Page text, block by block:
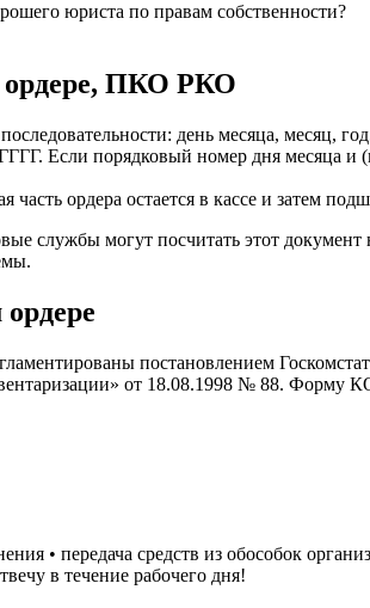
юриста по правам собственности?
ордере, ПКО РКО
день месяца, месяц,
Если порядковый номер дня месяца и
ордера остается в кассе и затем
службы могут посчитать этот
постановлением
от 18.08.1998 № 88. Форму
• передача средств из обособок
в течение рабочего дня!